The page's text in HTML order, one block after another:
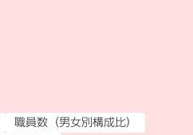
職員数（男女別構成比）